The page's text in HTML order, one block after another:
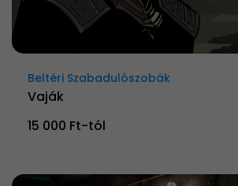
Beltéri Szabadulószobák
Vaják
15 000 Ft-tól